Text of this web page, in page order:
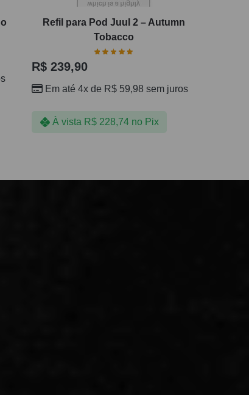
Refil para Pod Juul 2 – Autumn
Tobacco
R$239,90
Em até 4x de R$59,98 sem juros
À vista R$228,74 no Pix